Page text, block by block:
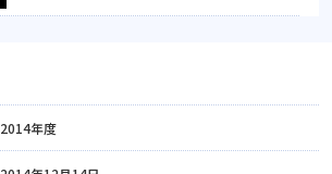
2014年度